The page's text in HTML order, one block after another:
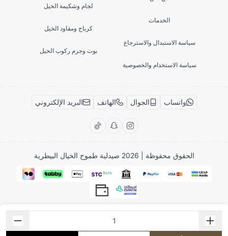
الخدمات
سياسة الاستبدال والاسترجاع
سياسة الاستخدام والخصوصية
لجام وشكيمة الخيل
كرباج ومقاود الخيل
بوت وجزم ركوب الخيل
واتساب الجوال الهاتف البريد الإلكتروني
الحقوق محفوظة | 2026 صيدلية طموح الخيال البيطرية